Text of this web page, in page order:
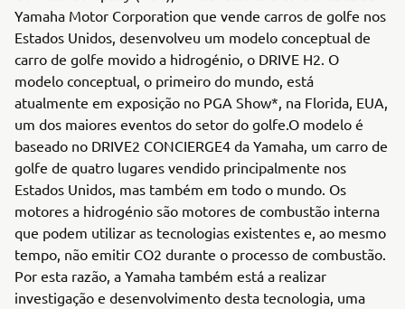
Yamaha Motor Corporation que vende carros de golfe nos
Estados Unidos, desenvolveu um modelo conceptual de
carro de golfe movido a hidrogénio, o DRIVE H2. O
modelo conceptual, o primeiro do mundo, está
atualmente em exposição no PGA Show*, na Florida, EUA,
um dos maiores eventos do setor do golfe.O modelo é
baseado no DRIVE2 CONCIERGE4 da Yamaha, um carro de
golfe de quatro lugares vendido principalmente nos
Estados Unidos, mas também em todo o mundo. Os
motores a hidrogénio são motores de combustão interna
que podem utilizar as tecnologias existentes e, ao mesmo
tempo, não emitir CO2 durante o processo de combustão.
Por esta razão, a Yamaha também está a realizar
investigação e desenvolvimento desta tecnologia, uma